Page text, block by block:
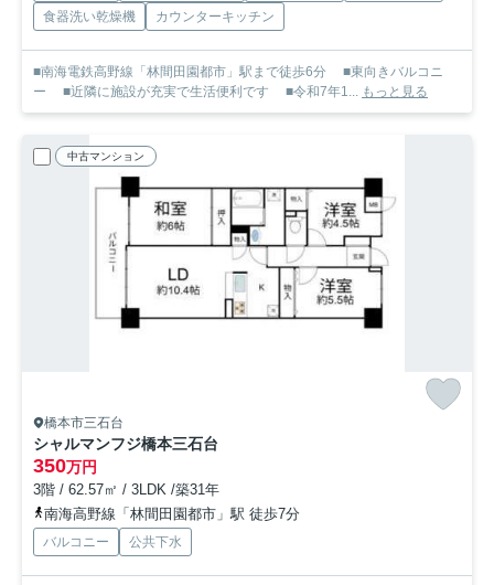
食器洗い乾燥機
カウンターキッチン
■南海電鉄高野線「林間田園都市」駅まで徒歩6分 ■東向きバルコニ
ー ■近隣に施設が充実で生活便利です ■令和7年1... もっと見る
中古マンション
橋本市三石台
シャルマンフジ橋本三石台
350万円
3階 / 62.57㎡ / 3LDK /築31年
南海高野線「林間田園都市」駅 徒歩7分
バルコニー 公共下水